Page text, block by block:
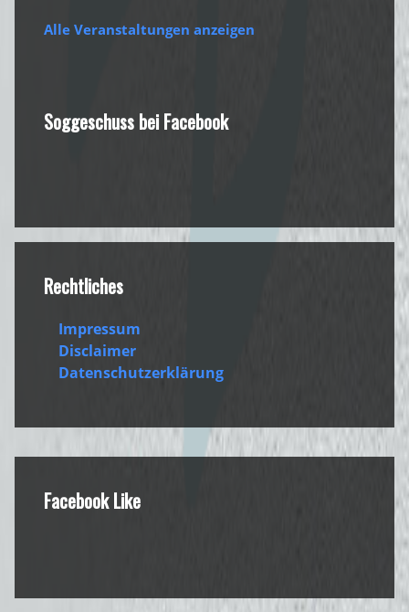
Alle Veranstaltungen anzeigen
Soggeschuss bei Facebook
Footer
Rechtliches
Impressum
Disclaimer
Datenschutzerklärung
Facebook Like